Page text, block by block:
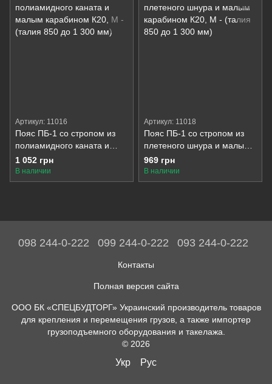
Артикул: 11016
Пояс ПБ-1 со стропом из
полиамидного каната и
малым карабином К20
1 052 грн
В наличии
Артикул: 11018
Пояс ПБ-1 со стропом из
плетеного шнура и малым
карабином К20
969 грн
В наличии
098 244-0-222 099 244-0-222 093 244-0-222
Контакты
Полная версия сайта
ООО БК «СПЕЦБУДТОРГ» Украинский производитель товаров
для крепления и перемещения грузов, а также импортер
грузоподъемного оборудования и такелажа.
© 2026
Укр Рус